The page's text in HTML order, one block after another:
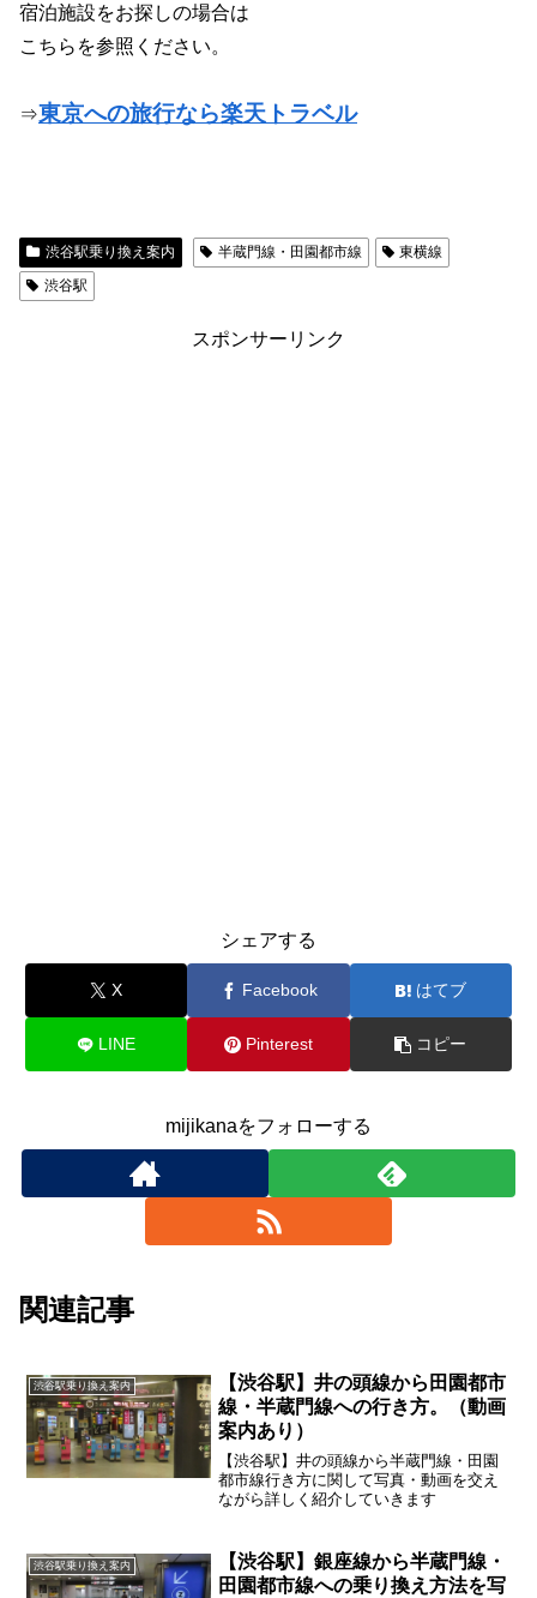
宿泊施設をお探しの場合は
こちらを参照ください。
⇒東京への旅行なら楽天トラベル
渋谷駅乗り換え案内 半蔵門線・田園都市線
東横線
渋谷駅
スポンサーリンク
シェアする
X Facebook はてブ
LINE Pinterest コピー
mijikanaをフォローする
関連記事
渋谷駅乗り換え案内
【渋谷駅】井の頭線から田園都市
線・半蔵門線への行き方。（動画
案内あり）
【渋谷駅】井の頭線から半蔵門線・田園
都市線行き方に関して写真・動画を交え
ながら詳しく紹介していきます
渋谷駅乗り換え案内
【渋谷駅】銀座線から半蔵門線・
田園都市線への乗り換え方法を写